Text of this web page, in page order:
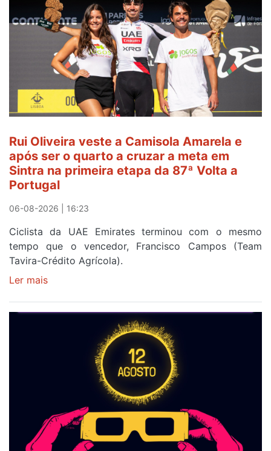
Rui Oliveira veste a Camisola Amarela e
após ser o quarto a cruzar a meta em
Sintra na primeira etapa da 87ª Volta a
Portugal
06-08-2026 | 16:23
Ciclista da UAE Emirates terminou com o mesmo
tempo que o vencedor, Francisco Campos (Team
Tavira-Crédito Agrícola).
Ler mais
Oliveira
ser
o
quarto